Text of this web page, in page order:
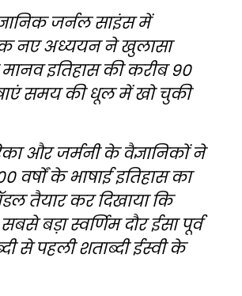
जर्नल साइंस में
नए अध्ययन ने खुलासा
इतिहास की करीब 90
समय की धूल में खो चुकी
और जर्मनी के वैज्ञानिकों ने
वर्षों के भाषाई इतिहास का
तैयार कर दिखाया कि
बड़ा स्वर्णिम दौर ईसा पूर्व
से पहली शताब्दी ईस्वी के